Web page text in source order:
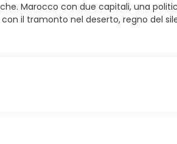
Marocco con due capitali, una
il tramonto nel deserto, regno del